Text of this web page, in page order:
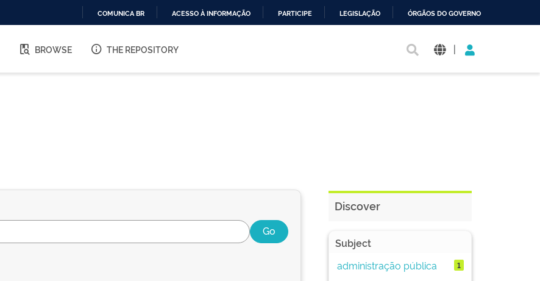
O
COMUNICA BR ACESSO À INFORMAÇÃO PARTICIPE LEGISLAÇÃO ÓRGÃOS DO GOVERNO
BROWSE THE REPOSITORY |
Discover
Subject
administração pública
1